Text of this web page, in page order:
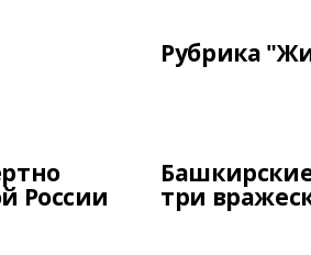
Рубрика
России три